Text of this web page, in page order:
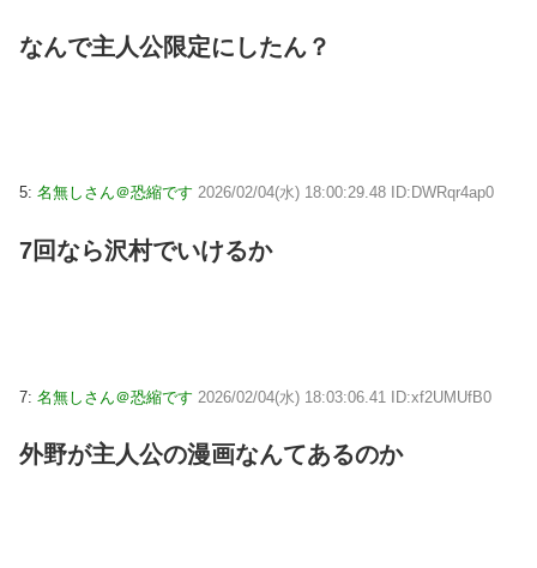
なんで主人公限定にしたん？
5: 名無しさん＠恐縮です 2026/02/04(水) 18:00:29.48 ID:DWRqr4ap0
7回なら沢村でいけるか
7: 名無しさん＠恐縮です 2026/02/04(水) 18:03:06.41 ID:xf2UMUfB0
外野が主人公の漫画なんてあるのか